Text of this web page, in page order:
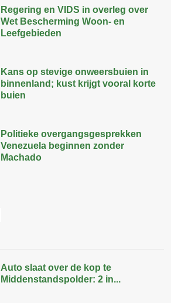
Regering en VIDS in overleg over
Wet Bescherming Woon- en
Leefgebieden
Kans op stevige onweersbuien in
binnenland; kust krijgt vooral korte
buien
Politieke overgangsgesprekken
Venezuela beginnen zonder
Machado
Auto slaat over de kop te
Middenstandspolder: 2 in...